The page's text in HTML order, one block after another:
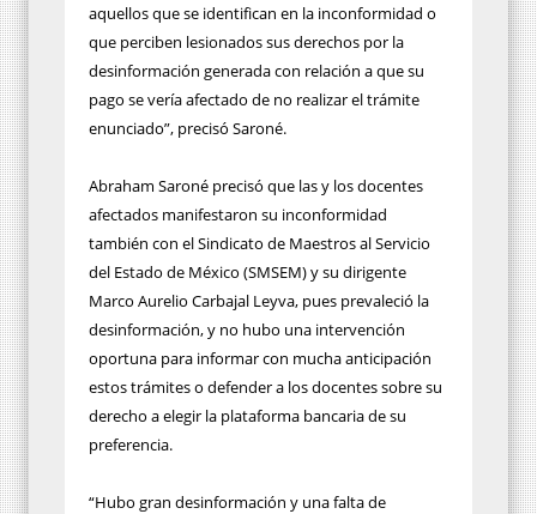
aquellos que se identifican en la inconformidad o
que perciben lesionados sus derechos por la
desinformación generada con relación a que su
pago se vería afectado de no realizar el trámite
enunciado”, precisó Saroné.
Abraham Saroné precisó que las y los docentes
afectados manifestaron su inconformidad
también con el Sindicato de Maestros al Servicio
del Estado de México (SMSEM) y su dirigente
Marco Aurelio Carbajal Leyva, pues prevaleció la
desinformación, y no hubo una intervención
oportuna para informar con mucha anticipación
estos trámites o defender a los docentes sobre su
derecho a elegir la plataforma bancaria de su
preferencia.
“Hubo gran desinformación y una falta de